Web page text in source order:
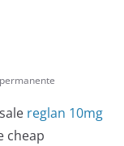
reglan 10mg
cheap